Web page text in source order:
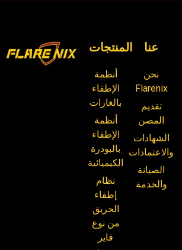
المنتجات
أنظمة
الإطفاء
بالغازات
أنظمة
الإطفاء
بالبودرة
الكيميائية
نظام
إطفاء
الحريق
من نوع
فاير
عنا
نحن
Flarenix
تقديم
المصن
الشهادات
والاعتمادات
الصيانة
والخدمة